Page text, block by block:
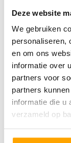
Deze website
We gebruiken
personaliseren,
en om ons
informatie over
partners voor
partners
informatie die u
verzameld op
met zeer
over het
geheel
Via de
de hal die
douche en
bergruimte.